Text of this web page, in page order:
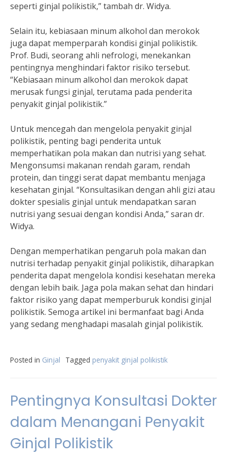
seperti ginjal polikistik,” tambah dr. Widya.
Selain itu, kebiasaan minum alkohol dan merokok
juga dapat memperparah kondisi ginjal polikistik.
Prof. Budi, seorang ahli nefrologi, menekankan
pentingnya menghindari faktor risiko tersebut.
“Kebiasaan minum alkohol dan merokok dapat
merusak fungsi ginjal, terutama pada penderita
penyakit ginjal polikistik.”
Untuk mencegah dan mengelola penyakit ginjal
polikistik, penting bagi penderita untuk
memperhatikan pola makan dan nutrisi yang sehat.
Mengonsumsi makanan rendah garam, rendah
protein, dan tinggi serat dapat membantu menjaga
kesehatan ginjal. “Konsultasikan dengan ahli gizi atau
dokter spesialis ginjal untuk mendapatkan saran
nutrisi yang sesuai dengan kondisi Anda,” saran dr.
Widya.
Dengan memperhatikan pengaruh pola makan dan
nutrisi terhadap penyakit ginjal polikistik, diharapkan
penderita dapat mengelola kondisi kesehatan mereka
dengan lebih baik. Jaga pola makan sehat dan hindari
faktor risiko yang dapat memperburuk kondisi ginjal
polikistik. Semoga artikel ini bermanfaat bagi Anda
yang sedang menghadapi masalah ginjal polikistik.
Posted in Ginjal Tagged penyakit ginjal polikistik
Pentingnya Konsultasi Dokter
dalam Menangani Penyakit
Ginjal Polikistik